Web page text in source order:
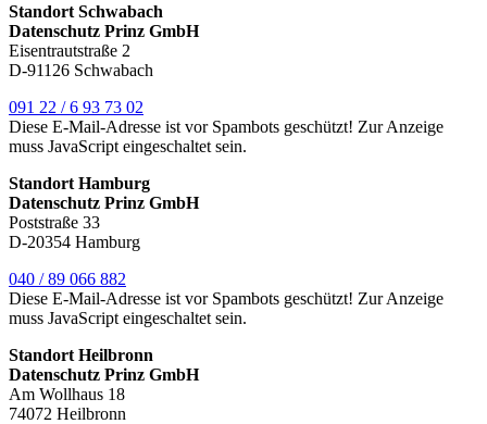
Standort Schwabach
Datenschutz Prinz GmbH
Eisentrautstraße 2
D-91126 Schwabach
091 22 / 6 93 73 02
Diese E-Mail-Adresse ist vor Spambots geschützt! Zur Anzeige
muss JavaScript eingeschaltet sein.
Standort Hamburg
Datenschutz Prinz GmbH
Poststraße 33
D-20354 Hamburg
040 / 89 066 882
Diese E-Mail-Adresse ist vor Spambots geschützt! Zur Anzeige
muss JavaScript eingeschaltet sein.
Standort Heilbronn
Datenschutz Prinz GmbH
Am Wollhaus 18
74072 Heilbronn